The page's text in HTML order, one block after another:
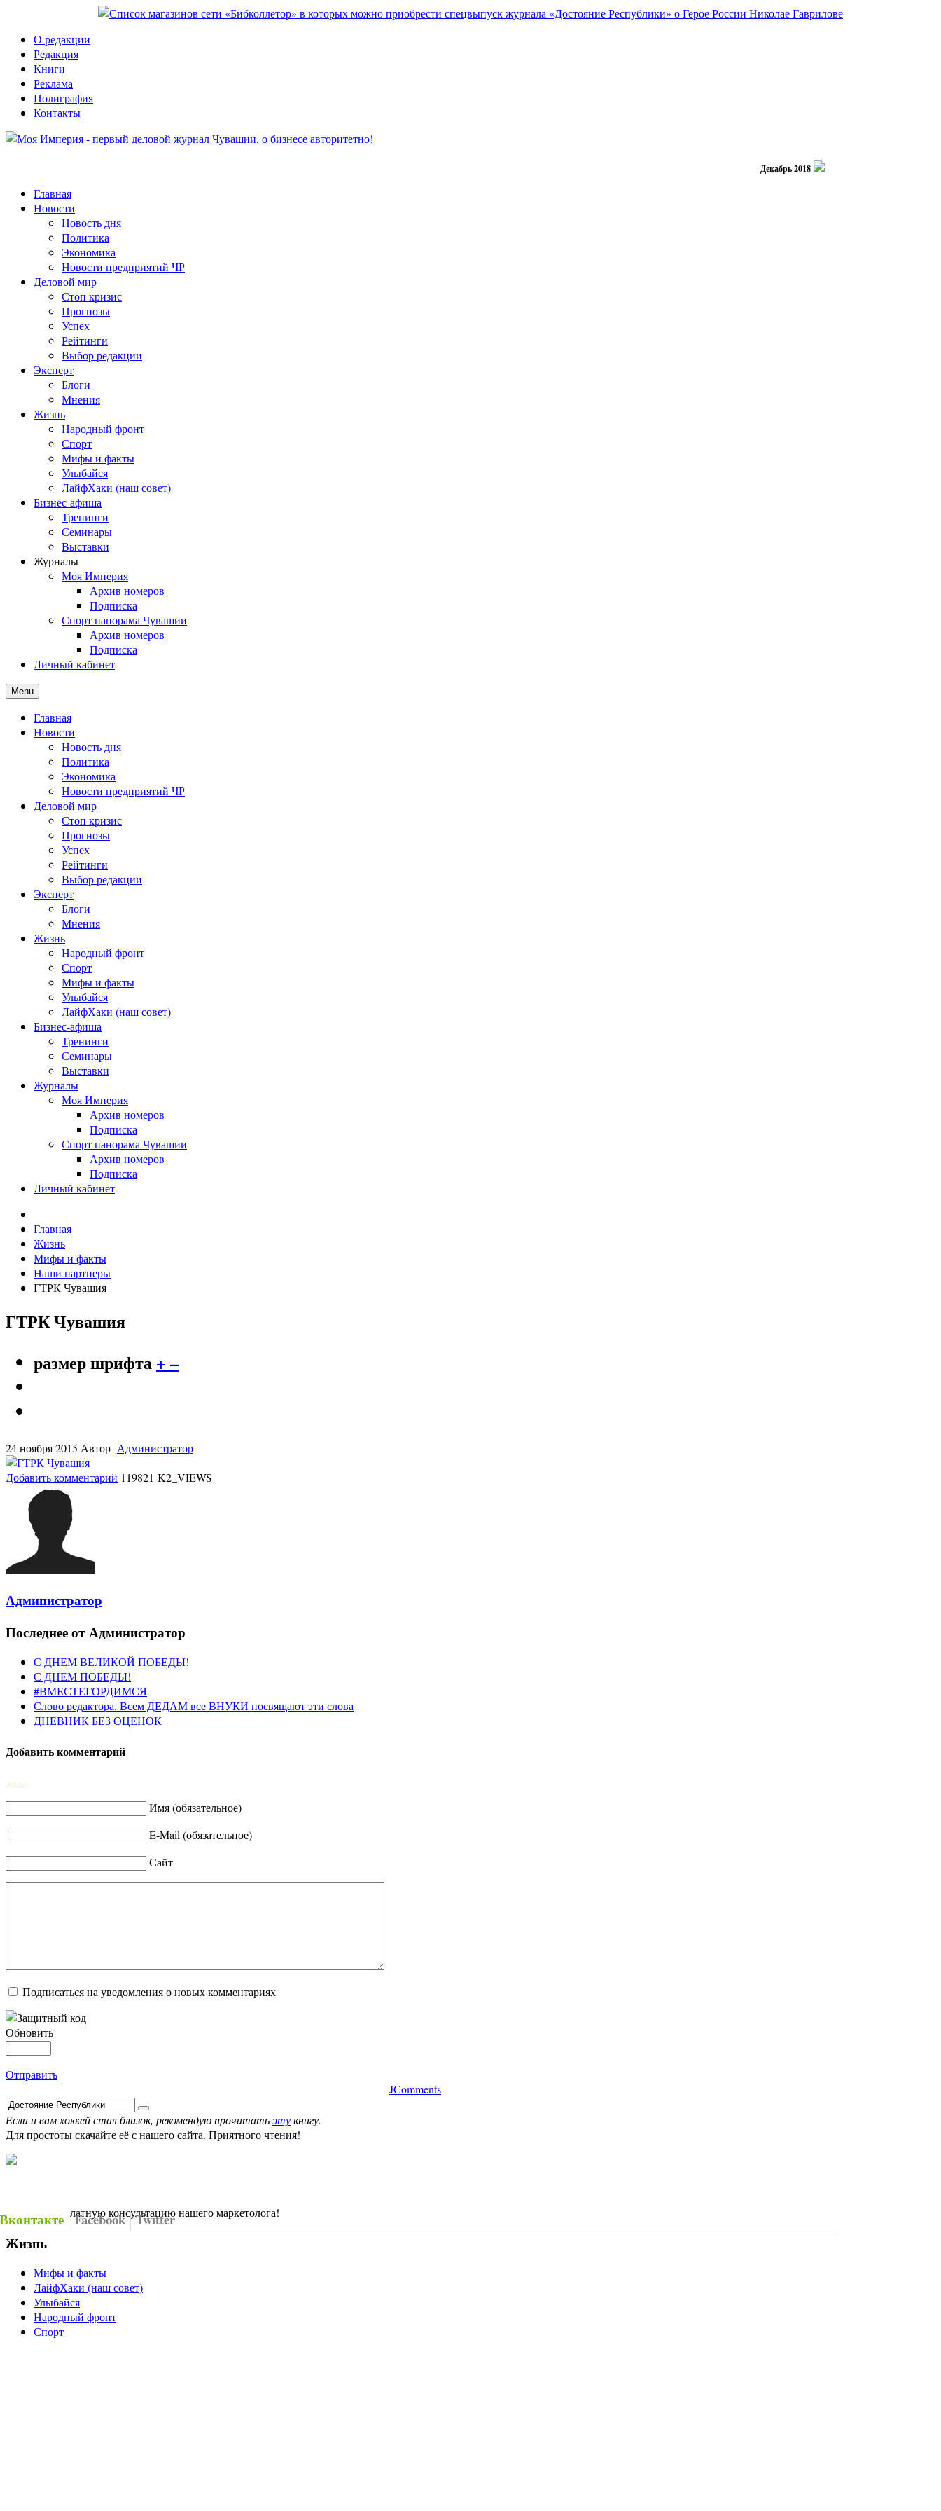
О редакции
Редакция
Книги
Реклама
Полиграфия
Контакты
Декабрь 2018
Главная
Новости
Новость дня
Политика
Экономика
Новости предприятий ЧР
Деловой мир
Стоп кризис
Прогнозы
Успех
Рейтинги
Выбор редакции
Эксперт
Блоги
Мнения
Жизнь
Народный фронт
Спорт
Мифы и факты
Улыбайся
ЛайфХаки (наш совет)
Бизнес-афиша
Тренинги
Семинары
Выставки
Журналы
Моя Империя
Архив номеров
Подписка
Спорт панорама Чувашии
Архив номеров
Подписка
Личный кабинет
Menu
Главная
Новости
Новость дня
Политика
Экономика
Новости предприятий ЧР
Деловой мир
Стоп кризис
Прогнозы
Успех
Рейтинги
Выбор редакции
Эксперт
Блоги
Мнения
Жизнь
Народный фронт
Спорт
Мифы и факты
Улыбайся
ЛайфХаки (наш совет)
Бизнес-афиша
Тренинги
Семинары
Выставки
Журналы
Моя Империя
Архив номеров
Подписка
Спорт панорама Чувашии
Архив номеров
Подписка
Личный кабинет
Главная
Жизнь
Мифы и факты
Наши партнеры
ГТРК Чувашия
ГТРК Чувашия
размер шрифта + –
24 ноября 2015 Автор Администратор
Добавить комментарий 119821 K2_VIEWS
Администратор
Последнее от Администратор
С ДНЕМ ВЕЛИКОЙ ПОБЕДЫ!
С ДНЕМ ПОБЕДЫ!
#ВМЕСТЕГОРДИМСЯ
Слово редактора. Всем ДЕДАМ все ВНУКИ посвящают эти слова
ДНЕВНИК БЕЗ ОЦЕНОК
Добавить комментарий
Имя (обязательное)
E-Mail (обязательное)
Сайт
Подписаться на уведомления о новых комментариях
Обновить
Отправить
JComments
Если и вам хоккей стал близок, рекомендую прочитатьэтукнигу.
Для простоты скачайте её с нашего сайта. Приятного чтения!
Заказать бесплатную консультацию нашего маркетолога!
Вконтакте Facebook Twitter
Жизнь
Мифы и факты
ЛайфХаки (наш совет)
Улыбайся
Народный фронт
Спорт